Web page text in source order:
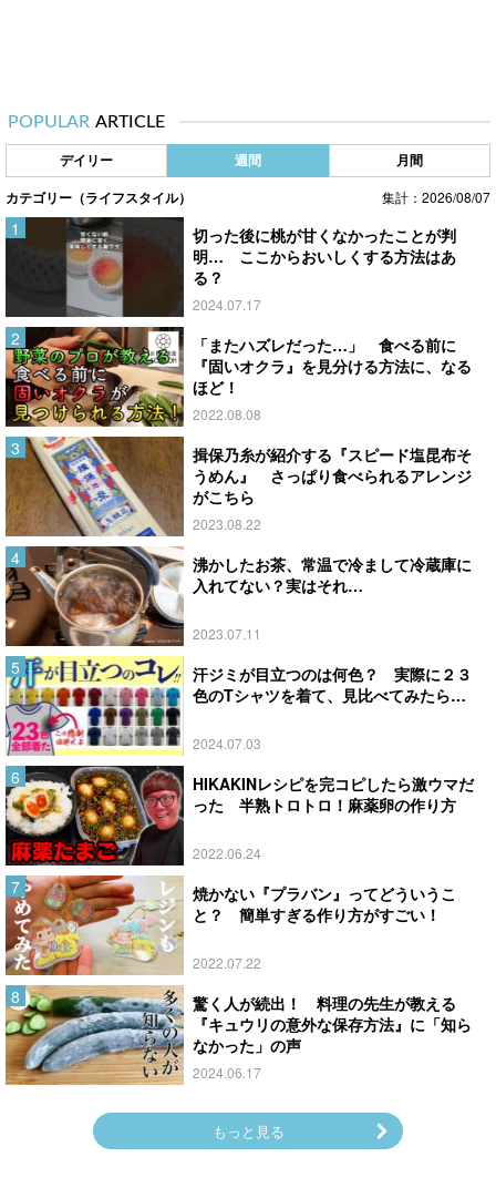
POPULAR ARTICLE
デイリー 週間 月間
カテゴリー（ライフスタイル） 集計：2026/08/07
切った後に桃が甘くなかったことが判
明… ここからおいしくする方法はあ
る？
2024.07.17
「またハズレだった…」 食べる前に
『固いオクラ』を見分ける方法に、なる
ほど！
2022.08.08
揖保乃糸が紹介する『スピード塩昆布そ
うめん』 さっぱり食べられるアレンジ
がこちら
2023.08.22
沸かしたお茶、常温で冷まして冷蔵庫に
入れてない？実はそれ…
2023.07.11
汗ジミが目立つのは何色？ 実際に２３
色のTシャツを着て、見比べてみたら…
2024.07.03
HIKAKINレシピを完コピしたら激ウマだ
った 半熟トロトロ！麻薬卵の作り方
2022.06.24
焼かない『プラバン』ってどういうこ
と？ 簡単すぎる作り方がすごい！
2022.07.22
驚く人が続出！ 料理の先生が教える
『キュウリの意外な保存方法』に「知ら
なかった」の声
2024.06.17
もっと見る